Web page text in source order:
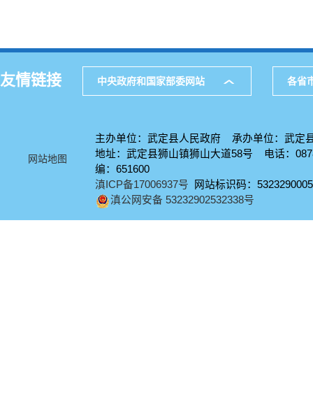
友情链接 中央政府和国家部委网站 各省
网站地图
主办单位：武定县人民政府 承办单位：武定
地址：武定县狮山镇狮山大道58号 电话：
编：651600
滇ICP备17006937号 网站标识码：5323290005
滇公网安备 53232902532338号